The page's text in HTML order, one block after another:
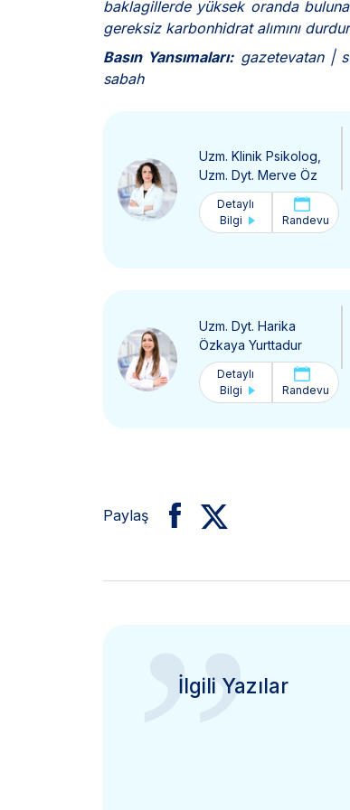
baklagillerde yüksek oranda
gereksiz karbonhidrat alımını
Basın Yansımaları:gazetevatan |
sabah
Uzm. Klinik Psikolog,
Uzm. Dyt. Merve Öz
Detaylı
Bilgi
Randevu
Uzm. Dyt. Harika
Özkaya Yurttadur
Detaylı
Bilgi
Randevu
Paylaş
”
İlgili Yazılar